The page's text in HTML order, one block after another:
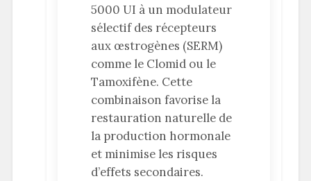
5000 UI à un modulateur
sélectif des récepteurs
aux œstrogènes (SERM)
comme le Clomid ou le
Tamoxifène. Cette
combinaison favorise la
restauration naturelle de
la production hormonale
et minimise les risques
d’effets secondaires.